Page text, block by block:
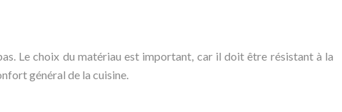
Le choix du matériau est important, car il doit être résistant à la
général de la cuisine.